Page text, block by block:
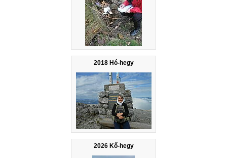
2018 Hó-hegy
2026 Kő-hegy